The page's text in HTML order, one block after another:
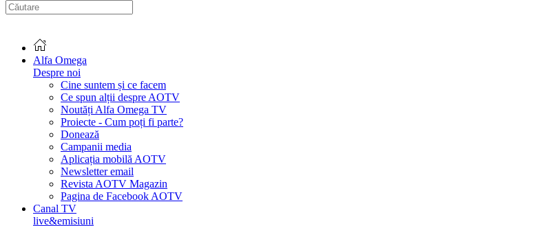
Alfa Omega
Despre noi
Cine suntem și ce facem
Ce spun alții despre AOTV
Noutăți Alfa Omega TV
Proiecte - Cum poți fi parte?
Donează
Campanii media
Aplicația mobilă AOTV
Newsletter email
Revista AOTV Magazin
Pagina de Facebook AOTV
Canal TV
live&emisiuni